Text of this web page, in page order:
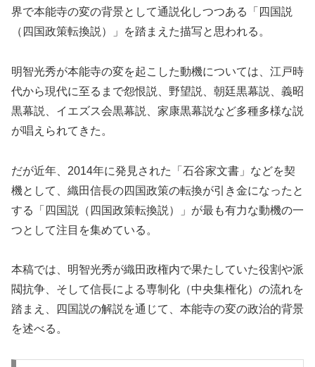
界で本能寺の変の背景として通説化しつつある「四国説
（四国政策転換説）」を踏まえた描写と思われる。
明智光秀が本能寺の変を起こした動機については、江戸時
代から現代に至るまで怨恨説、野望説、朝廷黒幕説、義昭
黒幕説、イエズス会黒幕説、家康黒幕説など多種多様な説
が唱えられてきた。
だが近年、2014年に発見された「石谷家文書」などを契
機として、織田信長の四国政策の転換が引き金になったと
する「四国説（四国政策転換説）」が最も有力な動機の一
つとして注目を集めている。
本稿では、明智光秀が織田政権内で果たしていた役割や派
閥抗争、そして信長による専制化（中央集権化）の流れを
踏まえ、四国説の解説を通じて、本能寺の変の政治的背景
を述べる。